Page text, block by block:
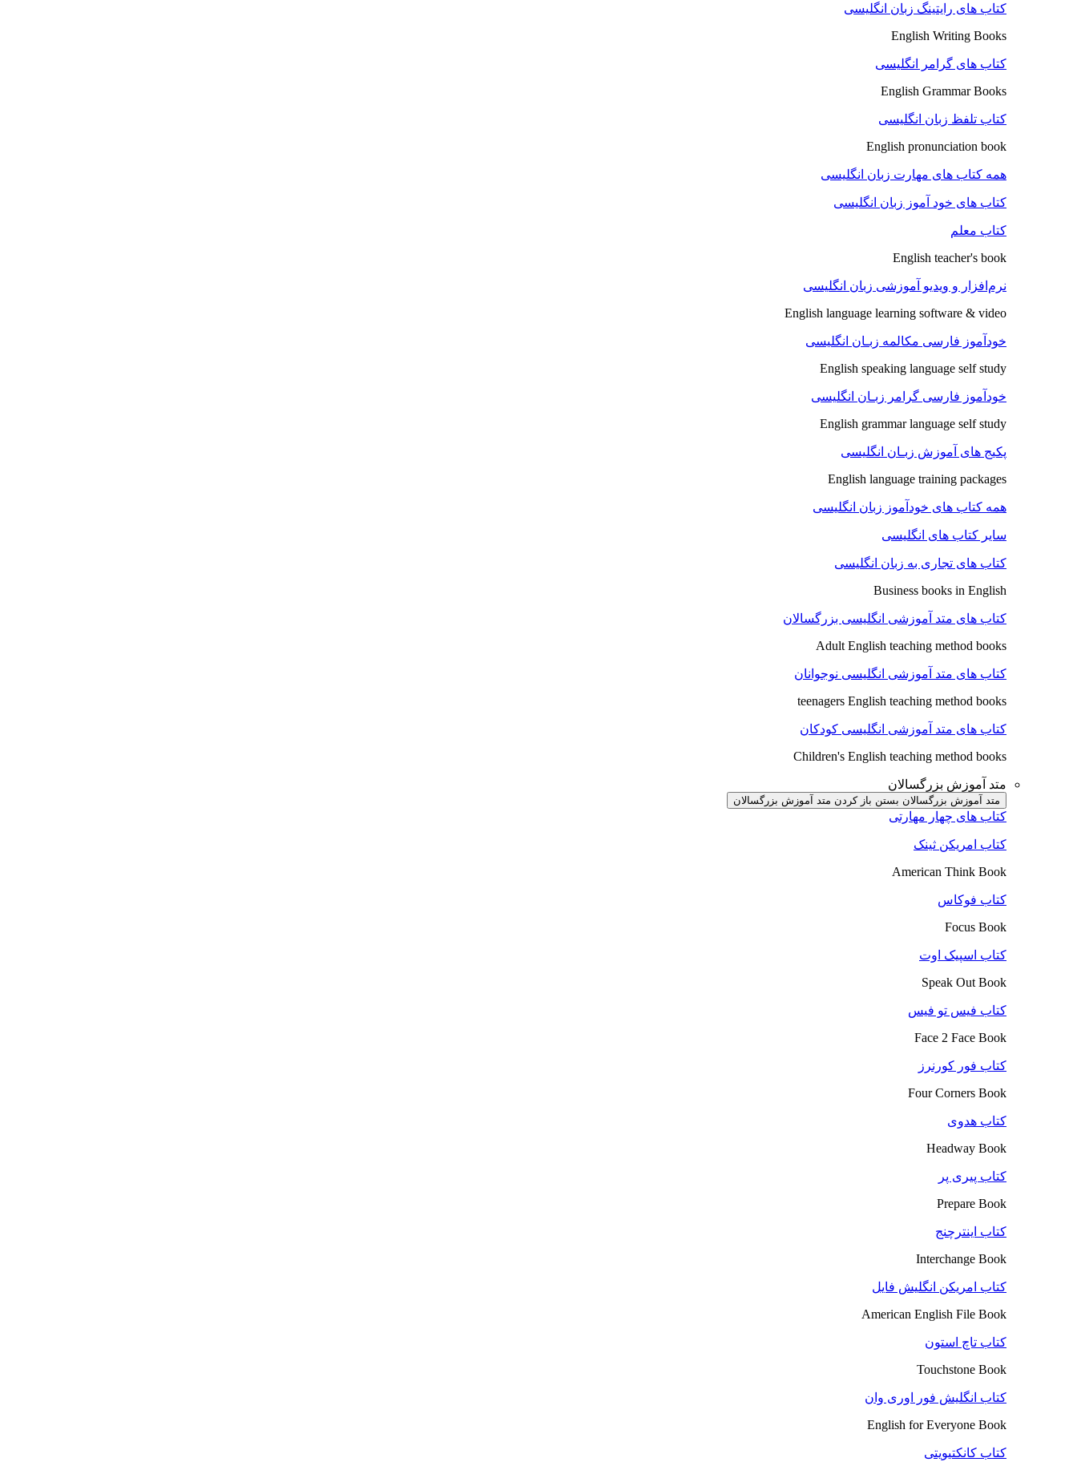
کتاب های رایتینگ زبان انگلیسی
English Writing Books
کتاب های گرامر انگلیسی
English Grammar Books
کتاب تلفظ زبان انگلیسی
English pronunciation book
همه کتاب های مهارت زبان انگلیسی
کتاب های خود آموز زبان انگلیسی
کتاب معلم
English teacher's book
نرم‌افزار و ویدیو آموزشی زبان انگلیسی
English language learning software & video
خودآموز فارسی مکالمه زبـان انگلیسی
English speaking language self study
خودآموز فارسی گرامر زبـان انگلیسی
English grammar language self study
پکیج های آموزش زبـان انگلیسی
English language training packages
همه کتاب های خودآموز زبان انگلیسی
سایر کتاب های انگلیسی
کتاب های تجاری به زبان انگلیسی
Business books in English
کتاب های متد آموزشی انگلیسی بزرگسالان
Adult English teaching method books
کتاب های متد آموزشی انگلیسی نوجوانان
teenagers English teaching method books
کتاب های متد آموزشی انگلیسی کودکان
Children's English teaching method books
متد آموزش بزرگسالان
متد آموزش بزرگسالان بستن باز کردن متد آموزش بزرگسالان
کتاب های چهار مهارتی
کتاب امریکن ثینک
American Think Book
کتاب فوکاس
Focus Book
کتاب اسپیک اوت
Speak Out Book
کتاب فیس تو فیس
Face 2 Face Book
کتاب فور کورنرز
Four Corners Book
کتاب هدوی
Headway Book
کتاب پیری پر
Prepare Book
کتاب اینترچنج
Interchange Book
کتاب امریکن انگلیش فایل
American English File Book
کتاب تاچ استون
Touchstone Book
کتاب انگلیش فور اوری وان
English for Everyone Book
کتاب کانکتیویتی